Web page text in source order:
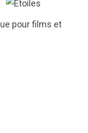
pour films et